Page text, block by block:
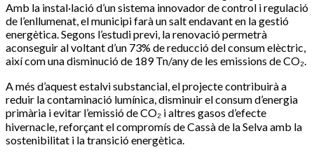
Amb la instal·lació d’un sistema innovador de control i regulació
de l’enllumenat, el municipi farà un salt endavant en la gestió
energètica. Segons l’estudi previ, la renovació permetrà
aconseguir al voltant d’un 73% de reducció del consum elèctric,
així com una disminució de 189 Tn/any de les emissions de CO₂.
A més d’aquest estalvi substancial, el projecte contribuirà a
reduir la contaminació lumínica, disminuir el consum d’energia
primària i evitar l’emissió de CO₂ i altres gasos d’efecte
hivernacle, reforçant el compromís de Cassà de la Selva amb la
sostenibilitat i la transició energètica.